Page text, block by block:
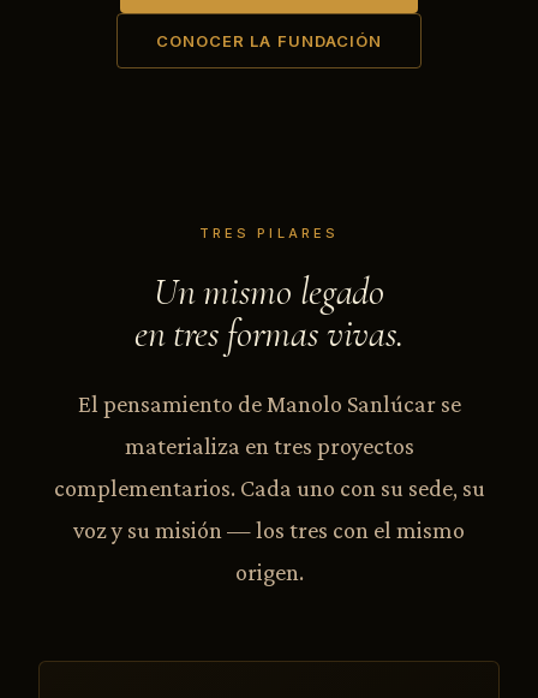
CONOCER LA FUNDACIÓN
TRES PILARES
Un mismo legado
en tres formas vivas.
El pensamiento de Manolo Sanlúcar se
materializa en tres proyectos
complementarios. Cada uno con su sede, su
voz y su misión — los tres con el mismo
origen.